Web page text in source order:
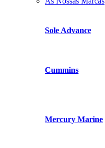
Sole Advance
Cummins
Mercury Marine